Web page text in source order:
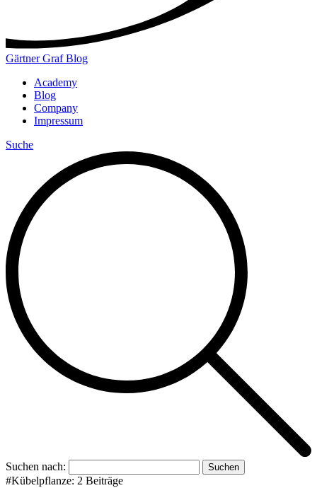
Gärtner Graf Blog
Academy
Blog
Company
Impressum
Suche
Suchen nach:
#Kübelpflanze: 2 Beiträge